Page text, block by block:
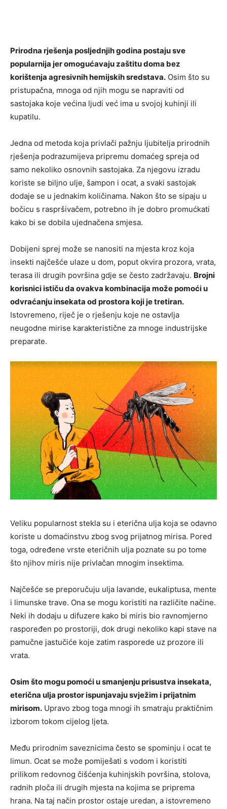
Prirodna rješenja posljednjih godina postaju sve
popularnija jer omogućavaju zaštitu doma bez
korištenja agresivnih hemijskih sredstava. Osim što su
pristupačna, mnoga od njih mogu se napraviti od
sastojaka koje većina ljudi već ima u svojoj kuhinji ili
kupatilu.
Jedna od metoda koja privlači pažnju ljubitelja prirodnih
rješenja podrazumijeva pripremu domaćeg spreja od
samo nekoliko osnovnih sastojaka. Za njegovu izradu
koriste se biljno ulje, šampon i ocat, a svaki sastojak
dodaje se u jednakim količinama. Nakon što se sipaju u
bočicu s raspršivačem, potrebno ih je dobro promućkati
kako bi se dobila ujednačena smjesa.
Dobijeni sprej može se nanositi na mjesta kroz koja
insekti najčešće ulaze u dom, poput okvira prozora, vrata,
terasa ili drugih površina gdje se često zadržavaju. Brojni
korisnici ističu da ovakva kombinacija može pomoći u
odvraćanju insekata od prostora koji je tretiran.
Istovremeno, riječ je o rješenju koje ne ostavlja
neugodne mirise karakteristične za mnoge industrijske
preparate.
Veliku popularnost stekla su i eterična ulja koja se odavno
koriste u domaćinstvu zbog svog prijatnog mirisa. Pored
toga, određene vrste eteričnih ulja poznate su po tome
što njihov miris nije privlačan mnogim insektima.
Najčešće se preporučuju ulja lavande, eukaliptusa, mente
i limunske trave. Ona se mogu koristiti na različite načine.
Neki ih dodaju u difuzere kako bi miris bio ravnomjerno
raspoređen po prostoriji, dok drugi nekoliko kapi stave na
pamučne jastučiće koje zatim rasporede uz prozore ili
vrata.
Osim što mogu pomoći u smanjenju prisustva insekata,
eterična ulja prostor ispunjavaju svježim i prijatnim
mirisom. Upravo zbog toga mnogi ih smatraju praktičnim
izborom tokom cijelog ljeta.
Među prirodnim saveznicima često se spominju i ocat te
limun. Ocat se može pomiješati s vodom i koristiti
prilikom redovnog čišćenja kuhinjskih površina, stolova,
radnih ploča ili drugih mjesta na kojima se priprema
hrana. Na taj način prostor ostaje uredan, a istovremeno